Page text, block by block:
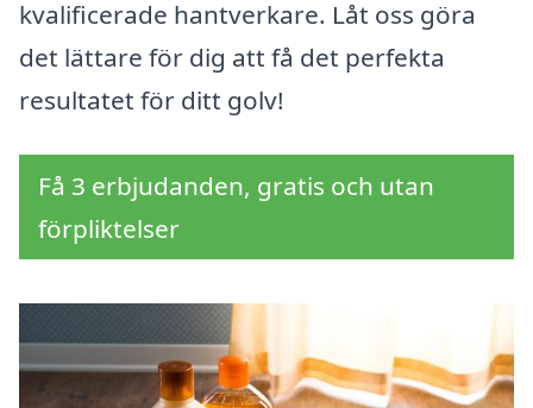
kvalificerade hantverkare. Låt oss göra
det lättare för dig att få det perfekta
resultatet för ditt golv!
Få 3 erbjudanden, gratis och utan
förpliktelser